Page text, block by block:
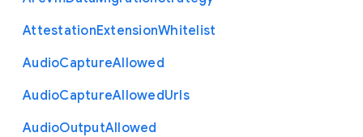
AttestationExtensionWhitelist
AudioCaptureAllowed
AudioCaptureAllowedUrls
AudioOutputAllowed